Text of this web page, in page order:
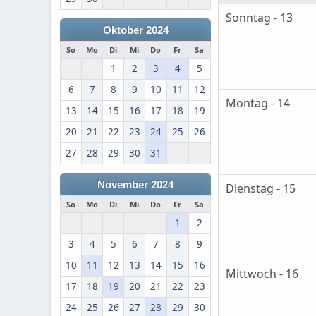
Oktober 2024
So Mo Di Mi Do Fr Sa
1 2 3 4
5
6
7 8 9 10 11
12
13
14 15 16 17 18
19
20
21 22 23 24 25
26
27
28 29 30 31
November 2024
So Mo Di Mi Do Fr Sa
1
2
3
4 5 6 7 8
9
10
11 12 13 14 15
16
17
18 19 20 21 22
23
24
25 26 27 28 29 30
Sonntag - 13
Montag - 14
Dienstag - 15
Mittwoch - 16